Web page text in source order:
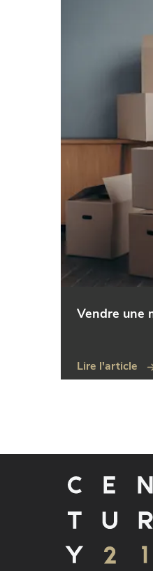
Vendre une
Lire l'article